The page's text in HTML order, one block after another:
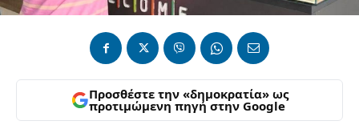
Προσθέστε την «δημοκρατία» ως
προτιμώμενη πηγή στην Google